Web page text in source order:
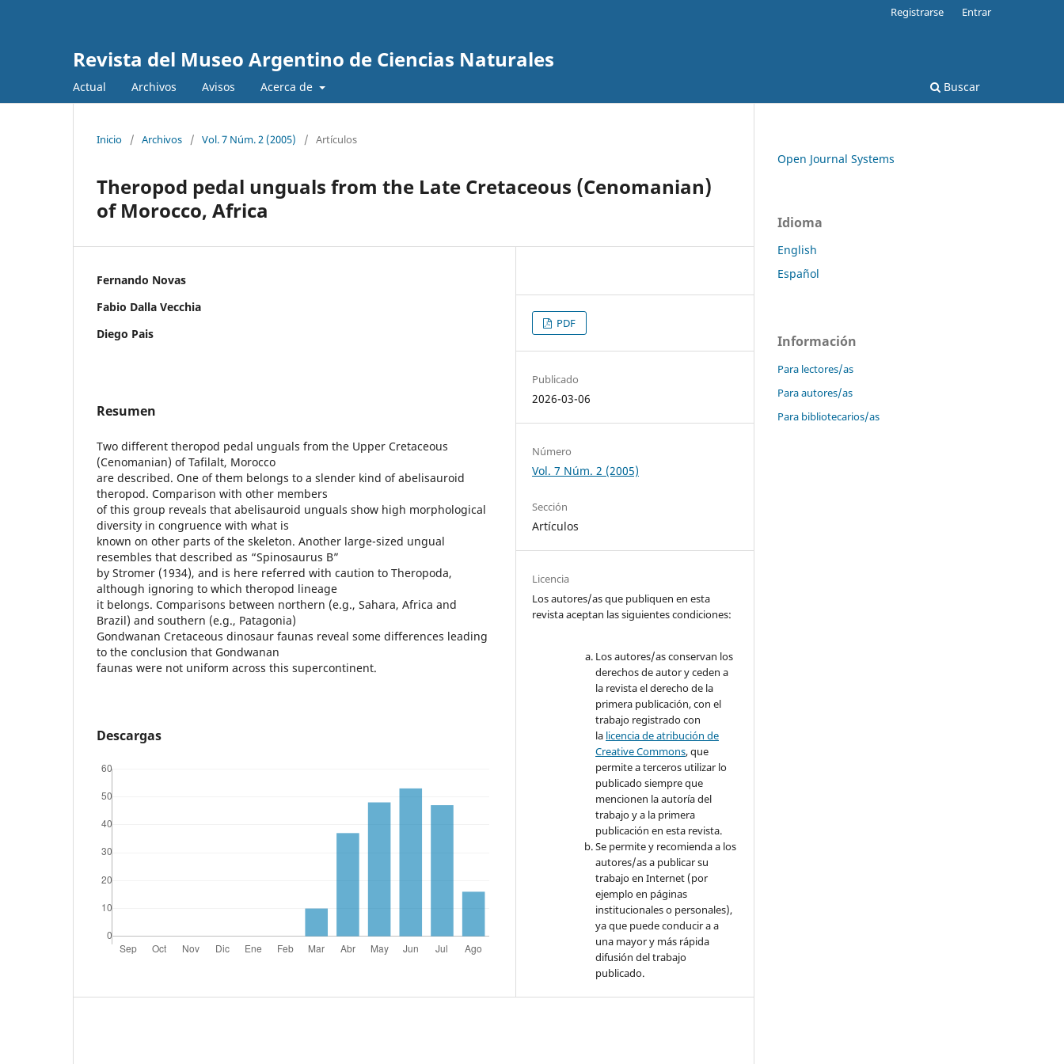
Revista del Museo Argentino de Ciencias Naturales
Actual Archivos Avisos Acerca de Buscar
Registrarse Entrar
Inicio / Archivos / Vol. 7 Núm. 2 (2005) / Artículos
Theropod pedal unguals from the Late Cretaceous (Cenomanian)
of Morocco, Africa
Fernando Novas
Fabio Dalla Vecchia
Diego Pais
Resumen
Two different theropod pedal unguals from the Upper Cretaceous
(Cenomanian) of Tafilalt, Morocco
are described. One of them belongs to a slender kind of abelisauroid
theropod. Comparison with other members
of this group reveals that abelisauroid unguals show high morphological
diversity in congruence with what is
known on other parts of the skeleton. Another large-sized ungual
resembles that described as “Spinosaurus B”
by Stromer (1934), and is here referred with caution to Theropoda,
although ignoring to which theropod lineage
it belongs. Comparisons between northern (e.g., Sahara, Africa and
Brazil) and southern (e.g., Patagonia)
Gondwanan Cretaceous dinosaur faunas reveal some differences leading
to the conclusion that Gondwanan
faunas were not uniform across this supercontinent.
Descargas
PDF
Publicado
2026-03-06
Número
Vol. 7 Núm. 2 (2005)
Sección
Artículos
Licencia
Los autores/as que publiquen en esta
revista aceptan las siguientes condiciones:
Los autores/as conservan los
derechos de autor y ceden a
la revista el derecho de la
primera publicación, con el
trabajo registrado con
la licencia de atribución de
Creative Commons, que
permite a terceros utilizar lo
publicado siempre que
mencionen la autoría del
trabajo y a la primera
publicación en esta revista.
Se permite y recomienda a los
autores/as a publicar su
trabajo en Internet (por
ejemplo en páginas
institucionales o personales),
ya que puede conducir a a
una mayor y más rápida
difusión del trabajo
publicado.
Open Journal Systems
Idioma
English
Español
Información
Para lectores/as
Para autores/as
Para bibliotecarios/as